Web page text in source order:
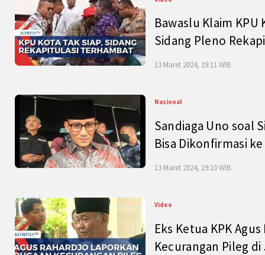
Bawaslu Klaim
Sidang Pleno
13 Maret 2024, 19:11 WIB
Nasional
Sandiaga Uno soal
Bisa Dikonfirmasi
13 Maret 2024, 19:10 WIB
Video
Eks Ketua KPK
Kecurangan Pileg